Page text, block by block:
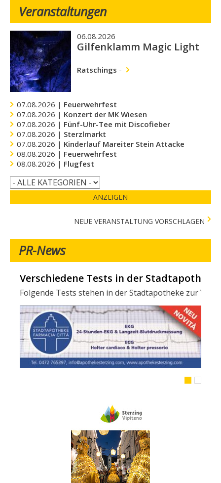
Veranstaltungen
06.08.2026
Gilfenklamm Magic Light
Ratschings -
07.08.2026 | Feuerwehrfest
07.08.2026 | Konzert der MK Wiesen
07.08.2026 | Fünf-Uhr-Tee mit Discofieber
07.08.2026 | Sterzlmarkt
07.08.2026 | Kinderlauf Mareiter Stein Attacke
08.08.2026 | Feuerwehrfest
08.08.2026 | Flugfest
ANZEIGEN
NEUE VERANSTALTUNG VORSCHLAGEN
PR-News
Verschiedene Tests in der
Folgende Tests stehen in der Stadtapotheke zur